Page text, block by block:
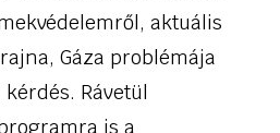
aktuális
Gáza problémája
Rávetül
is a